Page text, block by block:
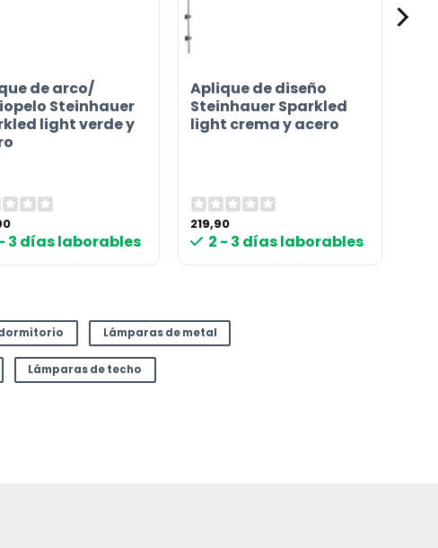
de arco/
Steinhauer
light verde y
3 días laborables
Aplique de diseño
Steinhauer Sparkled
light crema y acero
219,90
2 - 3 días laborables
Lámparas de metal
Lámparas de techo